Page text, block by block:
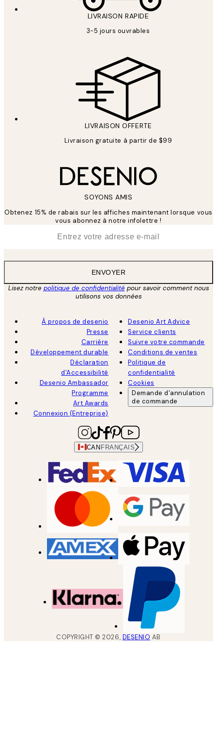
LIVRAISON RAPIDE
3-5 jours ouvrables
LIVRAISON OFFERTE
Livraison gratuite à partir de $99
SOYONS AMIS
Obtenez 15% de rabais sur les affiches maintenant lorsque vous
vous abonnez à notre infolettre !
ENVOYER
Lisez notre politique de confidentialitépour savoir comment nous
utilisons vos données
À propos de desenio
Presse
Carrière
Développement durable
Déclaration
d'Accessibilité
Desenio Ambassador
Programme
Art Awards
Connexion (Entreprise)
Desenio Art Advice
Service clients
Suivre votre commande
Conditions de ventes
Politique de
confidentialité
Cookies
Demande d'annulation
de commande
CANFRANÇAIS
COPYRIGHT ©2026, DESENIO AB